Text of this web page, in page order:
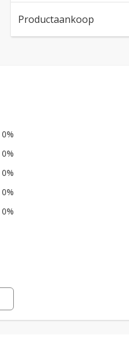
Productaankoop
0%
0%
0%
0%
0%